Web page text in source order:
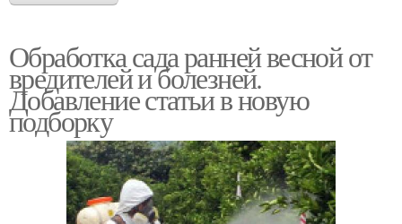
Обработка сада ранней весной от
вредителей и болезней.
Добавление статьи в новую
подборку